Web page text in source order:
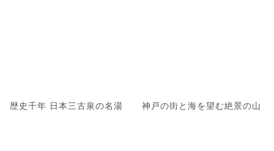
歴史千年 日本三古泉の名湯 神戸の街と海を望む絶景の山